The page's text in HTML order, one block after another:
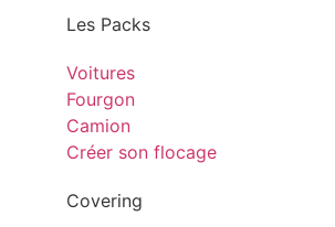
Les Packs
Voitures
Fourgon
Camion
Créer son flocage
Covering